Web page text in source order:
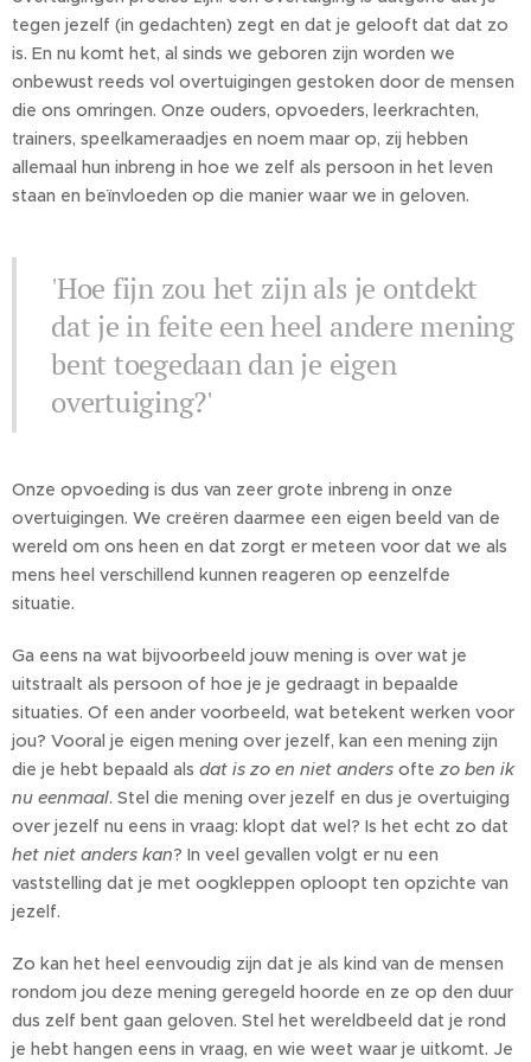
tegen jezelf (in gedachten) zegt en dat je gelooft dat dat zo
is. En nu komt het, al sinds we geboren zijn worden we
onbewust reeds vol overtuigingen gestoken door de mensen
die ons omringen. Onze ouders, opvoeders, leerkrachten,
trainers, speelkameraadjes en noem maar op, zij hebben
allemaal hun inbreng in hoe we zelf als persoon in het leven
staan en beïnvloeden op die manier waar we in geloven.
'Hoe fijn zou het zijn als je ontdekt
dat je in feite een heel andere mening
bent toegedaan dan je eigen
overtuiging?'
Onze opvoeding is dus van zeer grote inbreng in onze
overtuigingen. We creëren daarmee een eigen beeld van de
wereld om ons heen en dat zorgt er meteen voor dat we als
mens heel verschillend kunnen reageren op eenzelfde
situatie.
Ga eens na wat bijvoorbeeld jouw mening is over wat je
uitstraalt als persoon of hoe je je gedraagt in bepaalde
situaties. Of een ander voorbeeld, wat betekent werken voor
jou? Vooral je eigen mening over jezelf, kan een mening zijn
die je hebt bepaald als dat is zo en niet anders ofte zo ben ik
nu eenmaal. Stel die mening over jezelf en dus je overtuiging
over jezelf nu eens in vraag: klopt dat wel? Is het echt zo dat
het niet anders kan? In veel gevallen volgt er nu een
vaststelling dat je met oogkleppen oploopt ten opzichte van
jezelf.
Zo kan het heel eenvoudig zijn dat je als kind van de mensen
rondom jou deze mening geregeld hoorde en ze op den duur
dus zelf bent gaan geloven. Stel het wereldbeeld dat je rond
je hebt hangen eens in vraag, en wie weet waar je uitkomt. Je